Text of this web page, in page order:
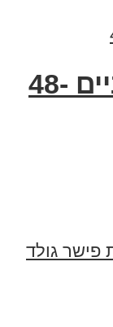
סוללה צרה לאופניים 48-